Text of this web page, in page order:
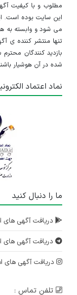
مطلوب و با کیفیت
این سایت بوده است.
می شود و وابسته به
تنها منتشر کننده ی
بازدید کنندگان
شده در آن هوشیار
نماد اعتماد
ما را دنبال کنید
دریافت آگهی های
دریافت آگهی های
دریافت آگهی های
تلفن تماس :